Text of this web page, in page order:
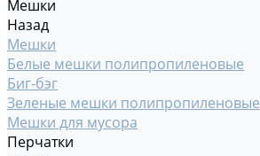
Мешки
Назад
Мешки
Белые мешки полипропиленовые
Биг-бэг
Зеленые мешки полипропиленовые
Мешки для мусора
Перчатки